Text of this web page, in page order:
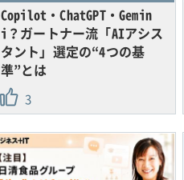
Copilot・ChatGPT・Gemin
i？ガートナー流「AIアシス
タント」選定の“4つの基
準”とは
3